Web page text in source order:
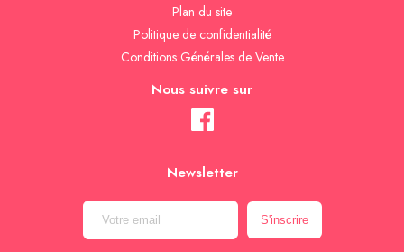
Plan du site
Politique de confidentialité
Conditions Générales de Vente
Nous suivre sur
Newsletter